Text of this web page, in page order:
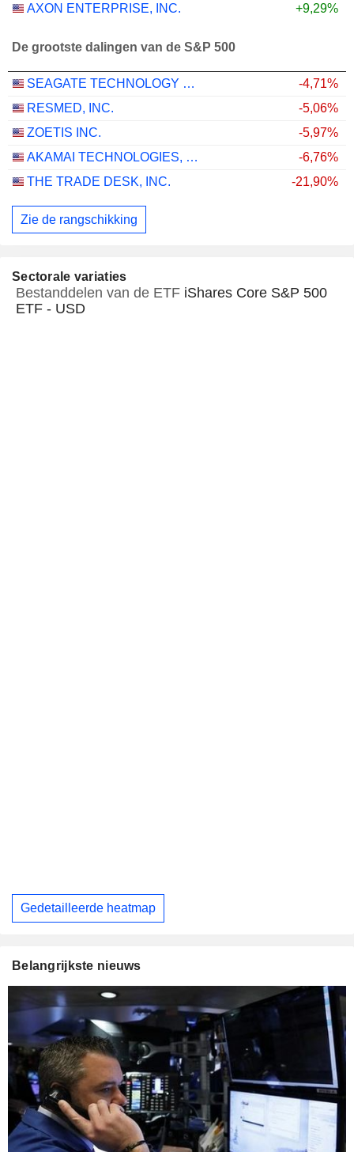
AXON ENTERPRISE, INC. +9,29%
De grootste dalingen van de S&P 500
SEAGATE TECHNOLOGY HOLDINGS PLC
-4,71%
RESMED, INC.
-5,06%
ZOETIS INC.
-5,97%
AKAMAI TECHNOLOGIES, INC.
-6,76%
THE TRADE DESK, INC.
-21,90%
Zie de rangschikking
Sectorale variaties
Bestanddelen van de ETF iShares Core S&P 500
ETF - USD
Gedetailleerde heatmap
Belangrijkste nieuws